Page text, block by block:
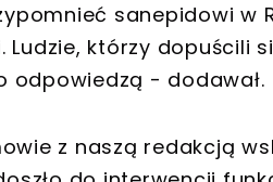
sanepidowi w
Ludzie, którzy dopuścili
odpowiedzą - dodawał.
z naszą redakcją